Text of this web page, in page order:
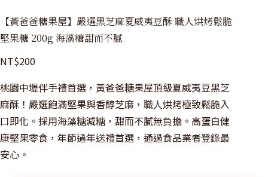
【黃爸爸糖果屋】嚴選黑芝麻夏威夷豆酥 職人烘烤鬆脆
堅果糖 200g 海藻糖甜而不膩
NT$200
桃園中壢伴手禮首選，黃爸爸糖果屋頂級夏威夷豆黑芝
麻酥！嚴選飽滿堅果與香醇芝麻，職人烘烤極致鬆脆入
口即化。採用海藻糖減糖，甜而不膩無負擔。高蛋白健
康堅果零食，年節過年送禮首選，通過食品業者登錄最
安心。